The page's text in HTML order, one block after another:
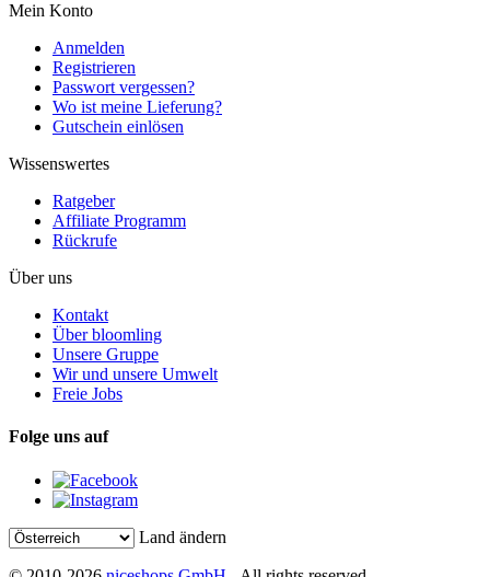
Mein Konto
Anmelden
Registrieren
Passwort vergessen?
Wo ist meine Lieferung?
Gutschein einlösen
Wissenswertes
Ratgeber
Affiliate Programm
Rückrufe
Über uns
Kontakt
Über bloomling
Unsere Gruppe
Wir und unsere Umwelt
Freie Jobs
Folge uns auf
Land ändern